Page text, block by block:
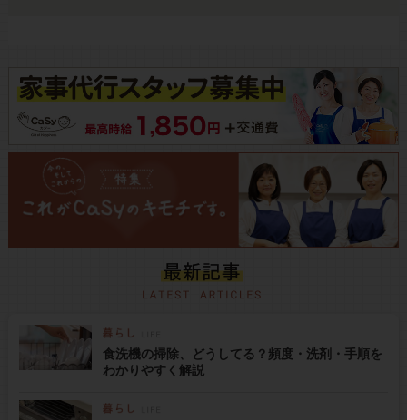
食洗機の掃除、どうしてる？頻度・洗剤・手順を
わかりやすく解説